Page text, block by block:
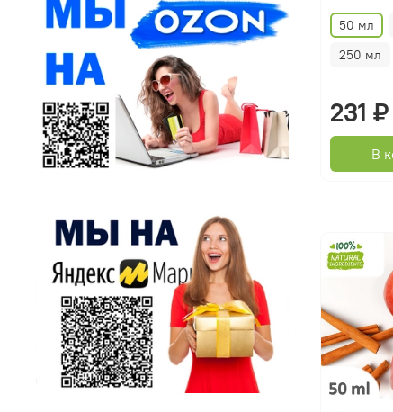
50 мл
250 мл
231 ₽
В